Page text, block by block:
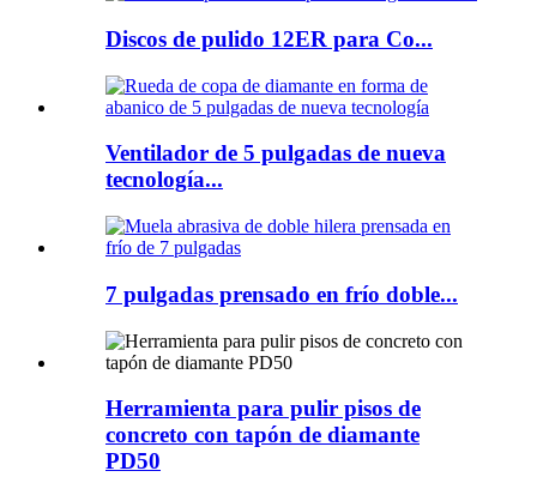
Discos de pulido 12ER para Co...
Ventilador de 5 pulgadas de nueva
tecnología...
7 pulgadas prensado en frío doble...
Herramienta para pulir pisos de
concreto con tapón de diamante
PD50